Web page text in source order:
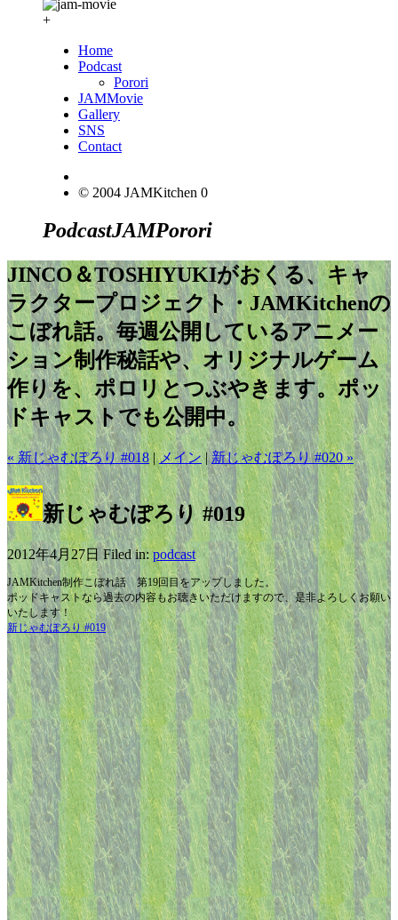
+
Home
Podcast
Porori
JAMMovie
Gallery
SNS
Contact
© 2004 JAMKitchen 0
PodcastJAMPorori
JINCO＆TOSHIYUKIがおくる、キャ
ラクタープロジェクト・JAMKitchenの
こぼれ話。毎週公開しているアニメー
ション制作秘話や、オリジナルゲーム
作りを、ポロリとつぶやきます。ポッ
ドキャストでも公開中。
« 新じゃむぽろり #018|メイン|新じゃむぽろり #020 »
新じゃむぽろり #019
2012年4月27日 Filed in:podcast
JAMKitchen制作こぼれ話 第19回目をアップしました。
ポッドキャストなら過去の内容もお聴きいただけますので、是非よろしくお願い
いたします！
新じゃむぽろり #019